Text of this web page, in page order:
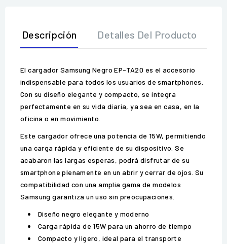
Descripción Detalles Del Producto
El cargador Samsung Negro EP-TA20 es el accesorio
indispensable para todos los usuarios de smartphones.
Con su diseño elegante y compacto, se integra
perfectamente en su vida diaria, ya sea en casa, en la
oficina o en movimiento.
Este cargador ofrece una potencia de 15W, permitiendo
una carga rápida y eficiente de su dispositivo. Se
acabaron las largas esperas, podrá disfrutar de su
smartphone plenamente en un abrir y cerrar de ojos. Su
compatibilidad con una amplia gama de modelos
Samsung garantiza un uso sin preocupaciones.
Diseño negro elegante y moderno
Carga rápida de 15W para un ahorro de tiempo
Compacto y ligero, ideal para el transporte